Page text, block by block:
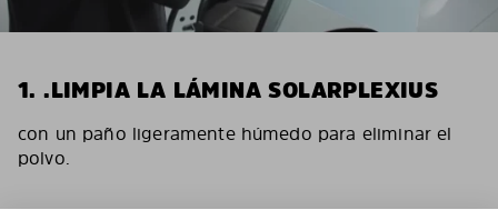
1. .LIMPIA LA LÁMINA SOLARPLEXIUS
con un paño ligeramente húmedo para eliminar el
polvo.